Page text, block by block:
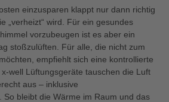
einzusparen klappt nur dann richtig
„verheizt“ wird. Für ein gesundes
vorzubeugen ist es aber ein
stoßzulüften. Für alle, die nicht zum
empfiehlt sich eine kontrollierte
well Lüftungsgeräte tauschen die Luft
aus – inklusive
So bleibt die Wärme im Raum und das